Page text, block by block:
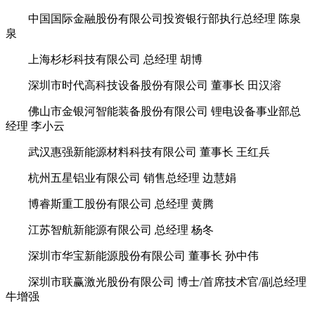
中国国际金融股份有限公司投资银行部执行总经理 陈泉
泉
上海杉杉科技有限公司 总经理 胡博
深圳市时代高科技设备股份有限公司 董事长 田汉溶
佛山市金银河智能装备股份有限公司 锂电设备事业部总
经理 李小云
武汉惠强新能源材料科技有限公司 董事长 王红兵
杭州五星铝业有限公司 销售总经理 边慧娟
博睿斯重工股份有限公司 总经理 黄腾
江苏智航新能源有限公司 总经理 杨冬
深圳市华宝新能源股份有限公司 董事长 孙中伟
深圳市联赢激光股份有限公司 博士/首席技术官/副总经理
牛增强